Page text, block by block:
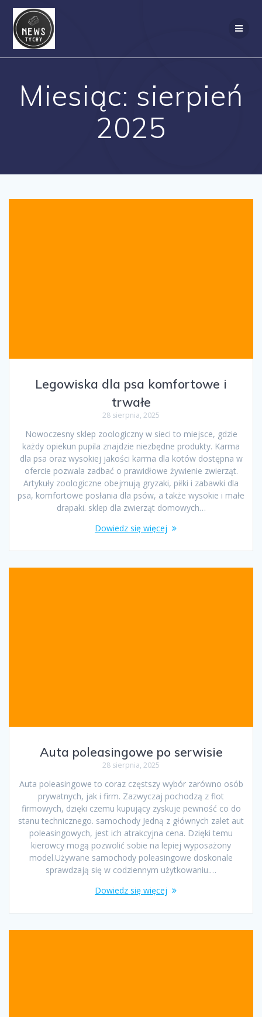
Miesiąc: sierpień
2025
Legowiska dla psa komfortowe i
trwałe
28 sierpnia, 2025
Nowoczesny sklep zoologiczny w sieci to miejsce, gdzie
każdy opiekun pupila znajdzie niezbędne produkty. Karma
dla psa oraz wysokiej jakości karma dla kotów dostępna w
ofercie pozwala zadbać o prawidłowe żywienie zwierząt.
Artykuły zoologiczne obejmują gryzaki, piłki i zabawki dla
psa, komfortowe posłania dla psów, a także wysokie i małe
drapaki. sklep dla zwierząt domowych…
Dowiedz się więcej
Auta poleasingowe po serwisie
28 sierpnia, 2025
Auta poleasingowe to coraz częstszy wybór zarówno osób
prywatnych, jak i firm. Zazwyczaj pochodzą z flot
firmowych, dzięki czemu kupujący zyskuje pewność co do
stanu technicznego. samochody Jedną z głównych zalet aut
poleasingowych, jest ich atrakcyjna cena. Dzięki temu
kierowcy mogą pozwolić sobie na lepiej wyposażony
model.Używane samochody poleasingowe doskonale
sprawdzają się w codziennym użytkowaniu.…
Dowiedz się więcej